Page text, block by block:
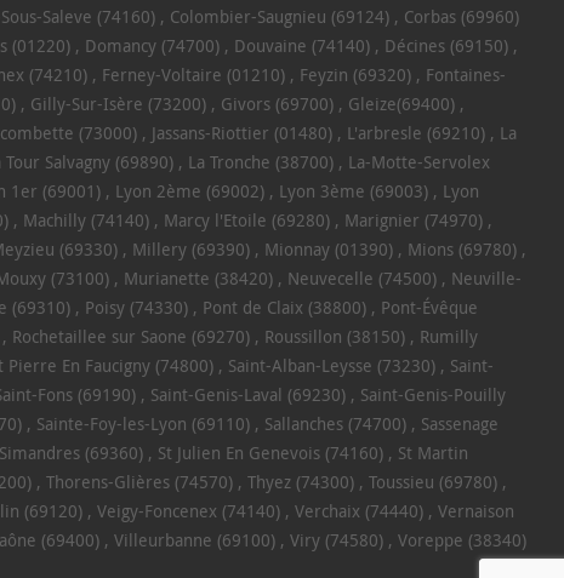
Saleve (74160) Colombier-Saugnieu (69124)
Corbas (69960)
(01220) Domancy (74700) Douvaine (74140)
Décines (69150)
(74210) Ferney-Voltaire (01210) Feyzin (69320)
Fontaines-
Gilly-Sur-Isère (73200) Givors (69700)
Gleize(69400)
(73000) Jassans-Riottier (01480) L'arbresle (69210)
La
Tour Salvagny (69890) La Tronche (38700)
La-Motte-Servolex
1er (69001) Lyon 2ème (69002) Lyon 3ème (69003)
Lyon
Machilly (74140) Marcy l'Etoile (69280)
Marignier (74970)
(69330) Millery (69390) Mionnay (01390)
Mions (69780)
(73100) Murianette (38420) Neuvecelle (74500)
Neuville-
(69310) Poisy (74330) Pont de Claix (38800)
Pont-Évêque
Rochetaillee sur Saone (69270) Roussillon (38150)
Rumilly
Pierre En Faucigny (74800) Saint-Alban-Leysse (73230)
Saint-
Fons (69190) Saint-Genis-Laval (69230)
Saint-Genis-Pouilly
Sainte-Foy-les-Lyon (69110) Sallanches (74700)
Sassenage
Simandres (69360) St Julien En Genevois (74160)
St Martin
Thorens-Glières (74570) Thyez (74300)
Toussieu (69780)
(69120) Veigy-Foncenex (74140) Verchaix (74440)
Vernaison
(69400) Villeurbanne (69100) Viry (74580)
Voreppe (38340)